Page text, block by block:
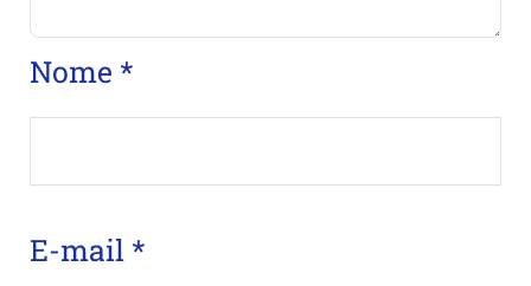
Nome *
E-mail *